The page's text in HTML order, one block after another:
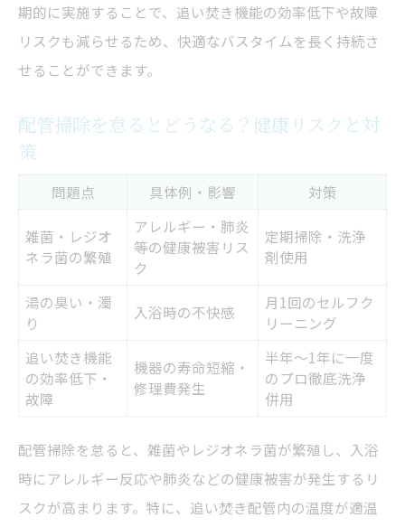
別まとめ表
自分でできる追い焚き配管掃除の準備と注
意点
解説
追い焚き配管クリーニング後のすすぎ方法
一つ穴タイプの追い焚き配管掃除ポイント
プロ依頼不要で叶う安心バスタイムのコツ
プロ不要で安心の追い焚き配管クリーニン
グ実践例まとめ
自分でできる配管掃除でコスト削減を実現
追い焚き配管クリーニングで家族の健康を
持するポイント
追い焚き配管掃除の定期化でトラブル予防
期的に実施することで、追い焚き機能の効率低下や故障
リスクも減らせるため、快適なバスタイムを長く持続さ
せることができます。
配管掃除を怠るとどうなる？健康リスクと対
策
問題点 具体例・影響 対策
雑菌・レジオ
ネラ菌の繁殖
アレルギー・肺炎
等の健康被害リス
ク
定期掃除・洗浄
剤使用
湯の臭い・濁
り
入浴時の不快感
月1回のセルフク
リーニング
追い焚き機能
の効率低下・
故障
機器の寿命短縮・
修理費発生
半年～1年に一度
のプロ徹底洗浄
併用
配管掃除を怠ると、雑菌やレジオネラ菌が繁殖し、入浴
時にアレルギー反応や肺炎などの健康被害が発生するリ
スクが高まります。特に、追い焚き配管内の温度が適温